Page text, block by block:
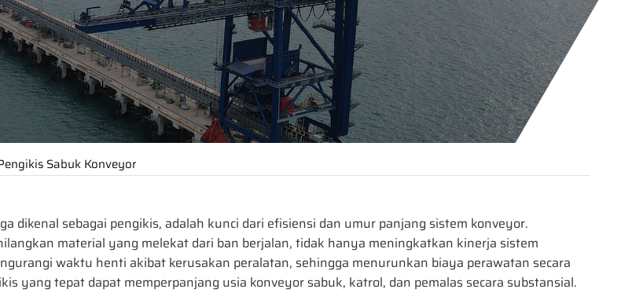
Sabuk Konveyor
dikenal sebagai pengikis, adalah kunci dari efisiensi dan umur panjang sistem konveyor.
material yang melekat dari ban berjalan, tidak hanya meningkatkan kinerja sistem
waktu henti akibat kerusakan peralatan, sehingga menurunkan biaya perawatan secara
yang tepat dapat memperpanjang usia konveyor sabuk, katrol, dan pemalas secara substansial.